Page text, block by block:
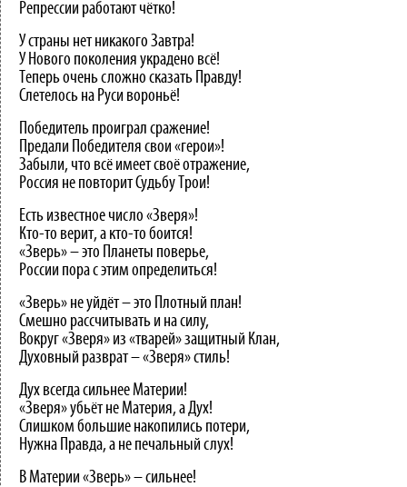
Репрессии работают чётко!
У страны нет никакого Завтра!
У Нового поколения украдено всё!
Теперь очень сложно сказать Правду!
Слетелось на Руси вороньё!
Победитель проиграл сражение!
Предали Победителя свои «герои»!
Забыли, что всё имеет своё отражение,
Россия не повторит Судьбу Трои!
Есть известное число «Зверя»!
Кто-то верит, а кто-то боится!
«Зверь» – это Планеты поверье,
России пора с этим определиться!
«Зверь» не уйдёт – это Плотный план!
Смешно рассчитывать и на силу,
Вокруг «Зверя» из «тварей» защитный Клан,
Духовный разврат – «Зверя» стиль!
Дух всегда сильнее Материи!
«Зверя» убьёт не Материя, а Дух!
Слишком большие накопились потери,
Нужна Правда, а не печальный слух!
В Материи «Зверь» – сильнее!